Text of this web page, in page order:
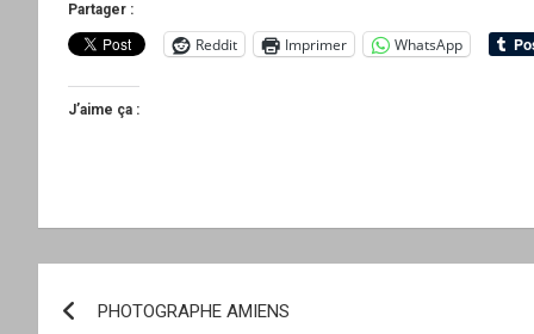
Partager :
Reddit Imprimer WhatsApp
J’aime ça :
PHOTOGRAPHE AMIENS